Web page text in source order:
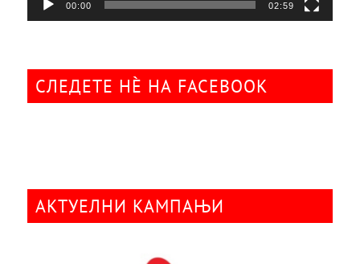
00:00 02:59
СЛЕДЕТЕ НÈ НА FACEBOOK
АКТУЕЛНИ КАМПАЊИ